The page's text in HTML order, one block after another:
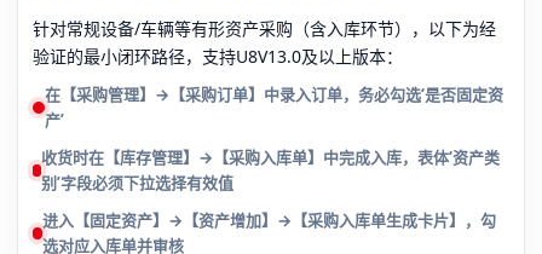
针对常规设备/车辆等有形资产采购（含入库环节），以下为经
验证的最小闭环路径，支持U8V13.0及以上版本：
在【采购管理】→【采购订单】中录入订单， 务必勾选‘是否固定资
产’
收货时在【库存管理】→【采购入库单】中完成入库，表体‘资产类
别’字段必须下拉选择有效值
进入【固定资产】→【资产增加】→【采购入库单生成卡片】，勾
选对应入库单并审核